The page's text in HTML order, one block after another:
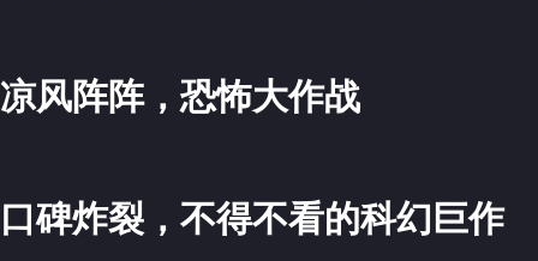
凉风阵阵，恐怖大作战
>
口碑炸裂，不得不看的科幻巨作
>